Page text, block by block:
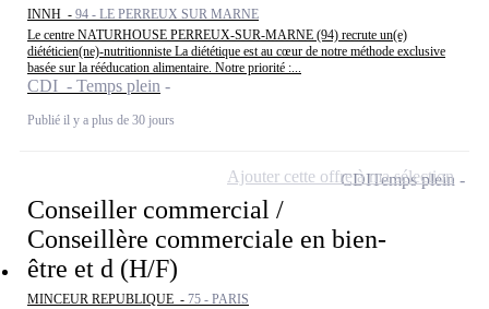
INNH - 94 - LE PERREUX SUR MARNE
Le centre NATURHOUSE PERREUX-SUR-MARNE (94) recrute un(e)
diététicien(ne)-nutritionniste La diététique est au cœur de notre méthode exclusive
basée sur la rééducation alimentaire. Notre priorité :...
CDI - Temps plein
Publié il y a plus de 30 jours
Conseiller commercial /
Conseillère commerciale en bien-
être et d (H/F)
MINCEUR REPUBLIQUE - 75 - PARIS
CDITemps plein
Ajouter cette offre à ma sélection